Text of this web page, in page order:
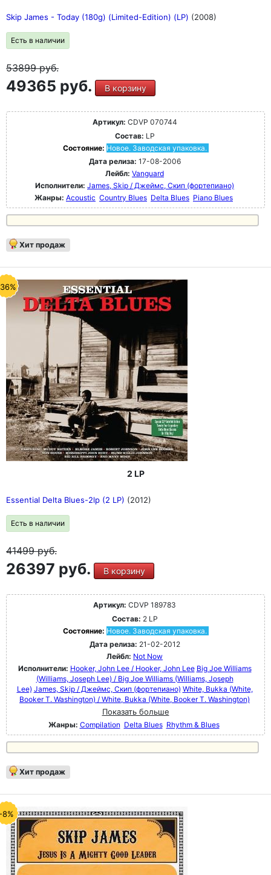
Skip James - Today (180g) (Limited-Edition) (LP) (2008)
Есть в наличии
53899руб.
49365 руб. В корзину
Артикул: CDVP 070744
Состав: LP
Состояние: Новое. Заводская упаковка.
Дата релиза: 17-08-2006
Лейбл: Vanguard
Исполнители: James, Skip / Джеймс, Скип (фортепиано)
Жанры: Acoustic Country Blues Delta Blues Piano Blues
Хит продаж
2 LP
Essential Delta Blues-2lp (2 LP) (2012)
Есть в наличии
41499руб.
26397 руб. В корзину
Артикул: CDVP 189783
Состав: 2 LP
Состояние: Новое. Заводская упаковка.
Дата релиза: 21-02-2012
Лейбл: Not Now
Исполнители: Hooker, John Lee / Hooker, John Lee Big Joe Williams
(Williams, Joseph Lee) / Big Joe Williams (Williams, Joseph
Lee) James, Skip / Джеймс, Скип (фортепиано) White, Bukka (White,
Booker T. Washington) / White, Bukka (White, Booker T. Washington)
Показать больше
Жанры: Compilation Delta Blues Rhythm & Blues
Хит продаж
8%